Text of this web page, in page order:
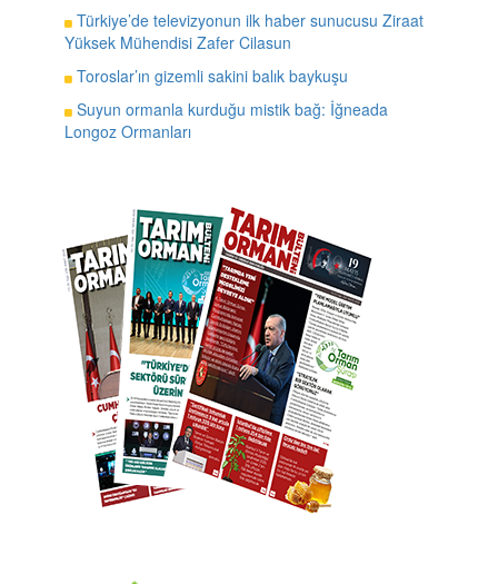
Türkiye’de televizyonun ilk haber sunucusu Ziraat
Yüksek Mühendisi Zafer Cilasun
Toroslar’ın gizemli sakini balık baykuşu
Suyun ormanla kurduğu mistik bağ: İğneada
Longoz Ormanları